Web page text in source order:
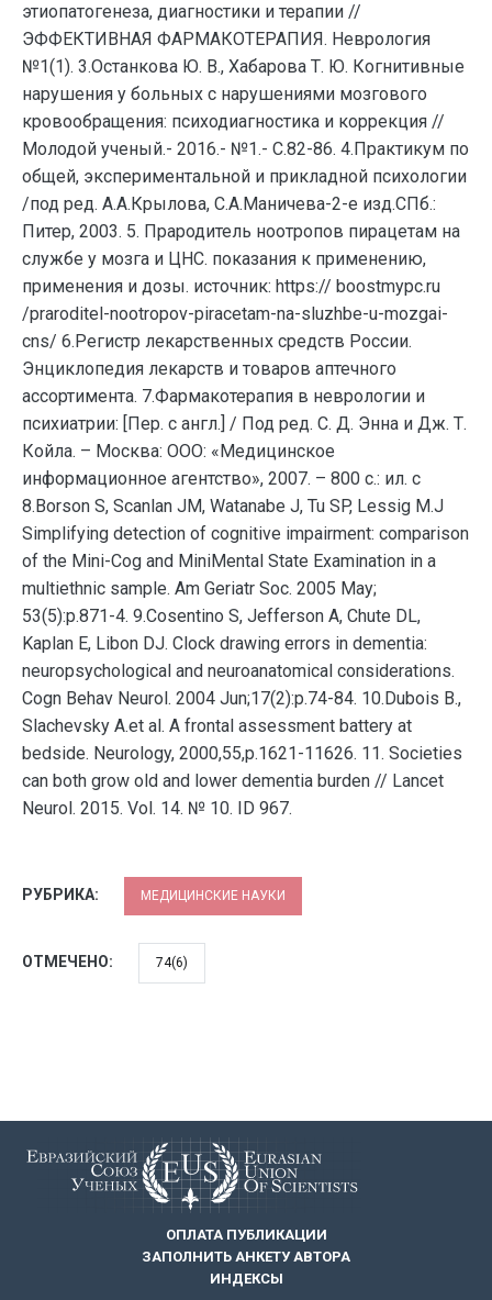
этиопатогенеза, диагностики и терапии //
ЭФФЕКТИВНАЯ ФАРМАКОТЕРАПИЯ. Неврология
№1(1). 3.Останкова Ю. В., Хабарова Т. Ю. Когнитивные
нарушения у больных с нарушениями мозгового
кровообращения: психодиагностика и коррекция //
Молодой ученый.- 2016.- №1.- С.82-86. 4.Практикум по
общей, экспериментальной и прикладной психологии
/под ред. А.А.Крылова, С.А.Маничева-2-е изд.СПб.:
Питер, 2003. 5. Прародитель ноотропов пирацетам на
службе у мозга и ЦНС. показания к применению,
применения и дозы. источник: https:// boostmypc.ru
/praroditel-nootropov-piracetam-na-sluzhbe-u-mozgai-
cns/ 6.Регистр лекарственных средств России.
Энциклопедия лекарств и товаров аптечного
ассортимента. 7.Фармакотерапия в неврологии и
психиатрии: [Пер. с англ.] / Под ред. С. Д. Энна и Дж. Т.
Койла. – Москва: ООО: «Медицинское
информационное агентство», 2007. – 800 с.: ил. с
8.Borson S, Scanlan JM, Watanabe J, Tu SP, Lessig M.J
Simplifying detection of cognitive impairment: comparison
of the Mini-Cog and MiniMental State Examination in a
multiethnic sample. Am Geriatr Soc. 2005 Мay;
53(5):р.871-4. 9.Cosentino S, Jefferson A, Chute DL,
Kaplan E, Libon DJ. Clock drawing errors in dementia:
neuropsychological and neuroanatomical considerations.
Cogn Behav Neurol. 2004 Jun;17(2):р.74-84. 10.Dubois B.,
Slachevsky A.et al. A frontal assessment battery at
bedside. Neurology, 2000,55,p.1621-11626. 11. Societies
can both grow old and lower dementia burden // Lancet
Neurol. 2015. Vol. 14. № 10. ID 967.
РУБРИКА: МЕДИЦИНСКИЕ НАУКИ
ОТМЕЧЕНО: 74(6)
ОПЛАТА ПУБЛИКАЦИИ
ЗАПОЛНИТЬ АНКЕТУ АВТОРА
ИНДЕКСЫ